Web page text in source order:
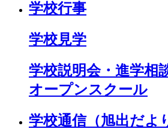
学校行事
学校見学
学校説明会・進学相
オープンスクール
学校通信（旭出だよ